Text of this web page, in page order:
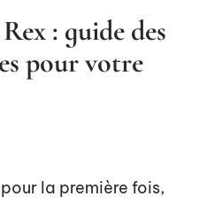
: guide des
pour votre
la première fois,